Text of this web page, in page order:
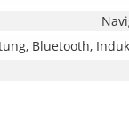
Bluetooth,